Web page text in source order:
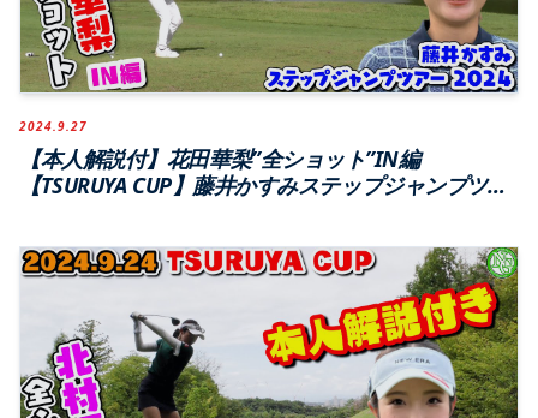
2024.9.27
【本人解説付】花田華梨”全ショット”IN編
【TSURUYA CUP】藤井かすみステップジャンプツア